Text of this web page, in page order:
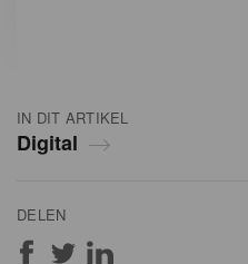
IN DIT ARTIKEL
Digital
DELEN